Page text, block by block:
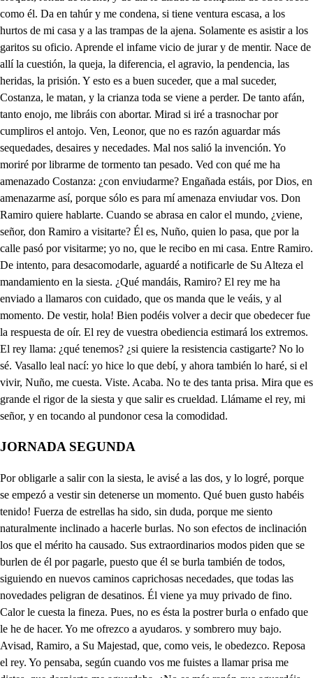
JORNADA SEGUNDA
Por obligarle a salir con la siesta, le avisé a las dos, y lo logré, porque se empezó a vestir sin detenerse un momento. Qué buen gusto habéis tenido! Fuerza de estrellas ha sido, sin duda, porque me siento naturalmente inclinado a hacerle burlas. No son efectos de inclinación los que el mérito ha causado. Sus extraordinarios modos piden que se burlen de él por pagarle, puesto que él se burla también de todos, siguiendo en nuevos caminos caprichosas necedades, que todas las novedades peligran de desatinos. Él viene ya muy privado de fino. Calor le cuesta la fineza. Pues, no es ésta la postrer burla o enfado que le he de hacer. Yo me ofrezco a ayudaros. y sombrero muy bajo. Avisad, Ramiro, a Su Majestad, que, como veis, le obedezco. Reposa el rey. Yo pensaba, según cuando vos me fuistes a llamar prisa me distes, que despierto me aguardaba. ¿No es más razón que aguardéis vos al rey que el rey a vos? La distancia de los dos justifica lo que hacéis y decís. Yo aguardaré. Tardará Su Majestad, y será incomodidad aguardarle tanto en pie. Sentaos. ¿Donde? En el suelo, que no hay otro asiento aquí. Ramiro, ¿en qué os ofendí, que así me tratáis? Recelo . que pretende ocasionarme a exceder de mi costumbre; pero yo la pesadumbre le he de dar que él quiere darme, con malograrle el intento. Quien se quiere acomodar, según vos, no ha de mirar la dignidad del asiento. Decís muy bien. Qué entendido sois, Ramiro! Yo os confieso que en lo demás, como en eso, con vos me doy por vencido. Pues, si os convenzo, ¿por qué no os asentáis? No sería asentarme cortesía estando los dos en pie. Nunca para acomodaros habéis reparado en eso. Bien decís, yo lo confieso. mas aquí por respetaros mi antigua costumbre pierdo. Huélgome que la mudéis, pues con eso me debéis el comenzar a ser cuerdo. Bien decís. ¿Quién pudo darme tan alto bien sino vos? No habéis de lograr, por Dios, . el intento de enojarme. No hay cómo poder sacarle de su paso. ¿Y ya me espera don Domingo? Considera, señor, que con obligarle a que se mude a Palacio con su casa, por tener, como dices, para ver a Leonor lugar y espacio, fabricas a tu intención más estorbos que ocasiones, pues a peligro te pones de que tu ardiente afición entienda Su Majestad de la reina, mi señora. Y es mejor que tú a deshora, en la quieta soledad de la noche, disfrazado y oculto en su manto oscuro, salgas a seguir, seguro de sus celos, tu cuidado. Es buen consejo. Demás que hasta ver si en la privanza satisface a tu esperanza don Domingo de Don Blas, no será bien empeñarte ni que en Palacio le des aposento. Que después, si no acertase a agradarte que puede ser, pues que sabes que muchos, al parecer sabios, suelen no tener talento en negocios graves, será forzoso, señor, privarle de tu privanza; y que, con esta mudanza, el pueblo murmurador o atribuya a liviandad haberle elegido así, o de apartarle de ti arguya facilidad. De leal son, y de amigo, los consejos que prudente me das. Y, así, juntamente los agradezco y los sigo. Así doy a mi esperanza . alientos, que, con color de justo celo, al amor de Leonor y a la privanza de don Domingo prevengo estorbos, que me quitaran, si tanto al rey se acercaran, las esperanzas que tengo. El rey sale. Y Don Rodrigo con él. Ya su valimiento apura mi sufrimiento, que de los ojos mendigo favorables resplandores del rey, después que llegó a Zamora y mereció Don Rodrigo sus favores. Mas, si puedo, vive el cielo, que su altiva presunción ha de imitar a Faetón, y que ha de bajar al suelo, en ceniza convertida la máquina que levanta. Vámonos de aquí, que es tanta, de mi ambición ofendida, la furia, que mis enojos disimular no podré, y aunque calle los diré con los rayos de mis ojos. Prudente andáis en no ver lo que os ha de hacer pesar. O he de quitarle el lugar, o el que tengo he de perder. Gozar la ocasión conviene, y dar a doña Leonor las nuevas de vuestro amor, mientras con vos se detiene don Domingo. Ya te espero con las albricias, Rodrigo. De mi bien seré enemigo . siendo de mi mal tercero. Permítales, gran señor, los pies, Vuestra Majestad, a mis labios. Levantad. Y atreva vuestro valor a mis brazos la esperanza que goza el que os ha servido, si quien os tiene ofendido tan alto favor alcanza. Nadie jamás me obligó, don Domingo, según ley, más que yo. Porque, si al rey servistes, el rey soy yo. La ley de leal complistes cuando mi intento estorbastes, y para aquí me obligastes, si para allí me ofendistes. Y tal preminencia dio el cielo a quien obra bien, que lo estima el mismo a quien, obrando bien, ofendió. Por eso el lugar os doy primero en el pecho mío, y de nadie más confío que de vos, cuando rey soy, pues, príncipe, conocí que por nadie será infiel contra su rey quien por él entonces fue contra mí. Esa justa confianza me ha traído a vuestros ojos, sin que de aquellos enojos recelase la venganza. No ha sido la obligación menor en que me ponéis que tanto de mí fieis en favor de la razón. Y porque el premio que quiero dar a deudas tan forzosas es justo, ante todas cosas me habéis de informar primero cómo tenéis a Costanza. Tiene salud y alegría de ver el dichoso día que cumplió vuestra esperanza, y la nuestra, pues os veis de la ninfa vencedora coronado ya en Zamora, a quien tanto amor debéis. ¿Y Leonor? Está, señor, buena; aunque falta de gusto, porque siente, como es justo, la soledad de su amor con la muerte de don Juan. Pues, ¿cómo, si llora triste su perdido esposo, viste traje lucido y galán, según publica la fama? Porque yo, cuando hospedaje le di en mi casa, que en traje de alegre y curiosa dama, sin tocas largas y luto, le saqué por condición que anduviese, con razón que no he de pagar tributo yo también al sentimiento de su difunto marido, por la vista... Y el oído, que tampoco le consiento llanto ni suspiro, en tanto que dentro de mi casa esté Leonor, porque no dé pena el suspiro y el llanto. Y como también murió su viejo padre, y estima tanto a Costanza, su prima, la condición acetó, por aliviar su tristeza, viviendo en su compañía, dado que a solas podía gozar la inmensa riqueza que le dejó don Ramiro. ¿Y cuando sale Leonor de casa? Entonces, señor, tocas, monjil y suspiro le permito; porque son las leyes del mundo tales que muestras superficiales califican la opinión. mas en su retiramiento, adonde sólo la ven sus familiares, no es bien acrecentar su tormento con testigos exteriores que a la importuna memoria de su lamentable historia sirvan de despertadores. Que la viuda desdichada, que amado esposo perdió, en perderlo ¿qué pecó, que ha de vivir condenada, no solamente a llorar el mal que la suerte ordena, sino también a la pena que se pudiera evitar? ¿No basta su soledad? Perder su adorado bien ¿no basta, sin que también pierda la comodidad? Antes, según mi opinión, pues el cielo nos ha dado contra las fuerzas del hado por defensa la razón, la ocasión más oportuna de darse a gustos mayores es cuando con más rigores hace guerra la fortuna. Que si al forzoso pesar de mi destino contrario, añado yo voluntario lo que me puedo excusar, ayudará de esta suerte contra mí mi voluntad a lograr la enemistad y malicia de la suerte. Y, así, llamo necio yo a quien del mal que sucede se aflige; porque o se puede remediar el daño o no. si hay remedio, remediarlo y no afligirse conviene, y si remedio no tiene, es el postrero olvídalo. Pues, si es remedio olvidar, ¿qué cosa nos puede hacer olvidar, como el placer, las memorias del pesar? Por esto, yo cuando voy, si el caso me necesita, a cumplir con la visita de un pésame, no le doy. Antes, industriosamente, cuento varias novedades, sin que en las calamidades del miserable doliente, ni en otras que a la memoria las suyas puedan traer, hable; que, a mi parecer, el que le toca su historia, es como si le dijese: a que la suerte os condena, para que de nuevo os pese+. Discursos fundados son en razón, que solamente el uso común desmiente. Y la más fuerte razón suele ser poco dichosa, si el uso en contrario lleva; que lo que tiene de nueva, tiene de dificultosa. si el uso así lo dispuso, pueda en los que cuerdos son el uso de la razón y no la razón del uso. Que si pudo acreditarle contra razón el error, ¿por qué no podrá mejor contra él la razón borrarle? Al acto primero sigue el segundo y los demás, que de otra suerte jamás el hábito se consigue. El uso no se dispuso de una vez, y cualquier cosa fue nueva y dificultosa, y tuvo principio el uso. Pues, siendo así, ¿qué opinión podrá mejor, aunque nueva, usarse que la que lleva de su parte la razón? No en vano resuelvo daros tanto lugar en mi pecho, porque, según satisfecho y gustoso de escucharos me deleito, os juzgo igual a Séneca en la sentencia, a Catón en la prudencia y en la agudeza a Marcial. Y, así, volviendo al intento de cumpliros la merced que os he ofrecido, sabed que de vuestro entendimiento, sangre, valor y prudencia, justamente confiado, como aquel a quien ha dado información la experiencia, determino levantaros al trono de mi privanza, y el peso y la confianza de mi gobierno encargaros. ¿Cómo? ¿Qué decís, señor? ¿A mí la privanza? ¿A mí el peso del reino? Sí, a vos. ¿Y es ese el favor y la merced que consigo de mis méritos? Pues, ¿cuál puedo yo haceros igual? Llamadle, señor, castigo. ¿En tan poco mi favor y mi privanza estimáis? si la privanza llamáis el primer lugar, señor, en vuestra gracia, con ella ¿qué ventura es comparada? ¿Dónde más bien empleada la vida que en merecerla? Pero, si llamáis privanza el cargo de gobernar y en mis hombros sustentar del reino la confianza, de tan dura obligación no os admiréis que me asombre, ni me culpéis que la nombre castigo y no galardón. Pero ¿cómo estoy hablando con tantas veras en esto para excusarme, supuesto que vos estáis envidando de falso por derribarme? Que como mi voluntad ama la comodidad, en ella queréis probarme. Engañado estáis, por Dios, que nadie es más para mí, de veras, que vos; y, así, no hablo de burlas con vos. La más e